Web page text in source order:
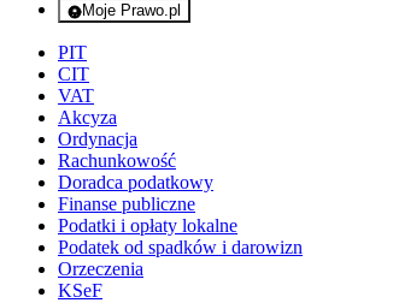
Moje Prawo.pl
- rejestracja i logowanie do serwisu
PIT
CIT
VAT
Akcyza
Ordynacja
Rachunkowość
Doradca podatkowy
Finanse publiczne
Podatki i opłaty lokalne
Podatek od spadków i darowizn
Orzeczenia
KSeF